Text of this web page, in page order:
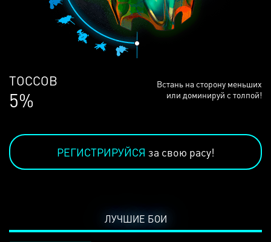
ЛЮДЕЙ
68%
Встань на сторону меньших
или доминируй с толпой!
РЕГИСТРИРУЙСЯ за свою расу!
ЛУЧШИЕ БОИ